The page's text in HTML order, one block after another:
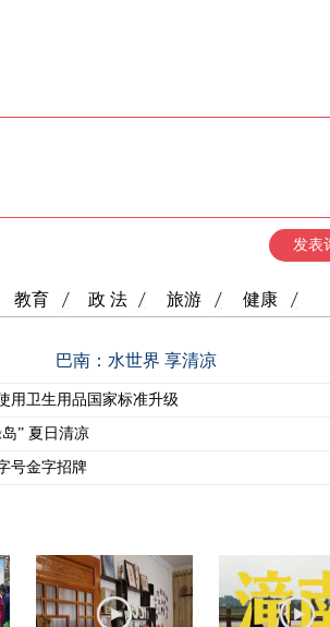
发表
教育 政 法 旅游 健康
巴南：水世界 享清凉
用卫生用品国家标准升级
” 夏日清凉
号金字招牌